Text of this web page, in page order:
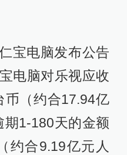
宝电脑发布公告
电脑对乐视应收
币（约合17.94亿
期1-180天的金额
约合9.19亿元人